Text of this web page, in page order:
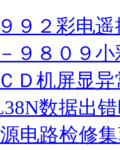
９２彩电
９８０９
Ｄ机屏显
数据出
电路检修